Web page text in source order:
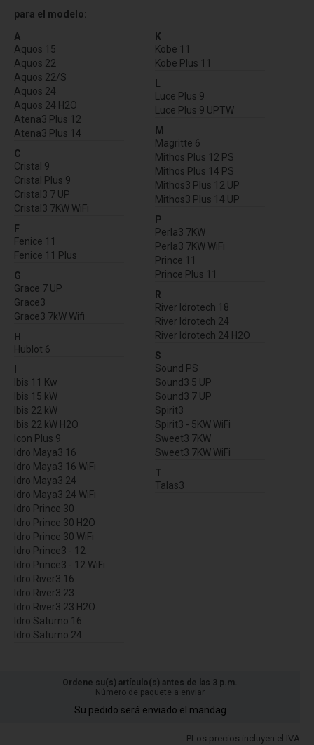
para el modelo:
A
Aquos 15
Aquos 22
Aquos 22/S
Aquos 24
Aquos 24 H2O
Atena3 Plus 12
Atena3 Plus 14
C
Cristal 9
Cristal Plus 9
Cristal3 7 UP
Cristal3 7KW WiFi
F
Fenice 11
Fenice 11 Plus
G
Grace 7 UP
Grace3
Grace3 7kW Wifi
H
Hublot 6
Ibis 11 Kw
Ibis 15 kW
Ibis 22 kW
Ibis 22 kW H2O
Icon Plus 9
Idro Maya3 16
Idro Maya3 16 WiFi
Idro Maya3 24
Idro Maya3 24 WiFi
Idro Prince 30
Idro Prince 30 H2O
Idro Prince 30 WiFi
Idro Prince3 - 12
Idro Prince3 - 12 WiFi
Idro River3 16
Idro River3 23
Idro River3 23 H2O
Idro Saturno 16
Idro Saturno 24
K
Kobe 11
Kobe Plus 11
L
Luce Plus 9
Luce Plus 9 UPTW
M
Magritte 6
Mithos Plus 12 PS
Mithos Plus 14 PS
Mithos3 Plus 12 UP
Mithos3 Plus 14 UP
P
Perla3 7KW
Perla3 7KW WiFi
Prince 11
Prince Plus 11
R
River Idrotech 18
River Idrotech 24
River Idrotech 24 H2O
S
Sound PS
Sound3 5 UP
Sound3 7 UP
Spirit3
Spirit3 - 5KW WiFi
Sweet3 7KW
Sweet3 7KW WiFi
T
Talas3
Ordene su(s) artículo(s) antes de las 3 p.m.
Número de paquete a enviar
Su pedido será enviado el mandag
PLos precios incluyen el IVA